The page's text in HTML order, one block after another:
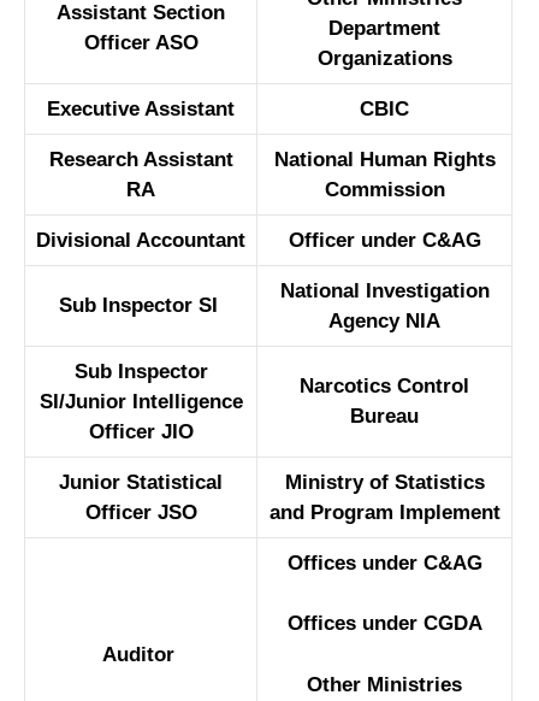
Assistant Section
Officer ASO
Department
Organizations
Executive Assistant CBIC
Research Assistant
RA
National Human Rights
Commission
Divisional Accountant Officer under C&AG
Sub Inspector SI
National Investigation
Agency NIA
Sub Inspector
SI/Junior Intelligence
Officer JIO
Narcotics Control
Bureau
Junior Statistical
Officer JSO
Ministry of Statistics
and Program Implement
Auditor
Offices under C&AG
Offices under CGDA
Other Ministries